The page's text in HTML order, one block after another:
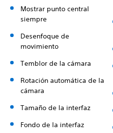
Mostrar punto central
siempre
Desenfoque de
movimiento
Temblor de la cámara
Rotación automática de la
cámara
Tamaño de la interfaz
Fondo de la interfaz